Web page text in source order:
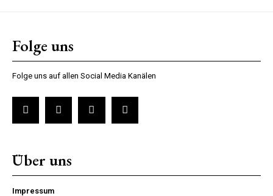
Folge uns
Folge uns auf allen Social Media Kanälen
Über uns
Impressum